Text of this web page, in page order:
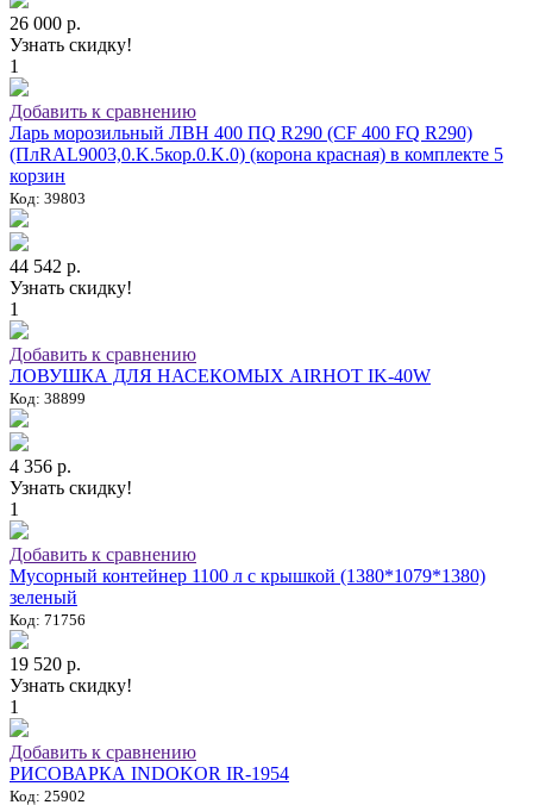
26 000 р.
Узнать скидку!
1
Добавить к сравнению
Ларь морозильный ЛВН 400 ПQ R290 (СF 400 FQ R290)
(ПлRAL9003,0.K.5кор.0.K.0) (корона красная) в комплекте 5
корзин
Код: 39803
44 542 р.
Узнать скидку!
1
Добавить к сравнению
ЛОВУШКА ДЛЯ НАСЕКОМЫХ AIRHOT IK-40W
Код: 38899
4 356 р.
Узнать скидку!
1
Добавить к сравнению
Мусорный контейнер 1100 л с крышкой (1380*1079*1380)
зеленый
Код: 71756
19 520 р.
Узнать скидку!
1
Добавить к сравнению
РИСОВАРКА INDOKOR IR-1954
Код: 25902